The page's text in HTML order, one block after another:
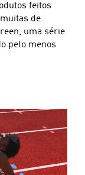
feitos
de
uma série
pelo menos